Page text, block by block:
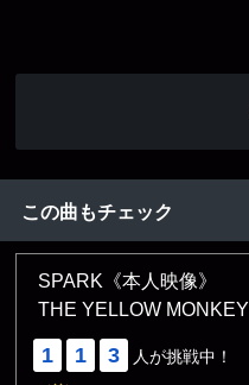
この曲もチェック
SPARK《本人映像》
THE YELLOW MONKEY
1 1 3 人が挑戦中！